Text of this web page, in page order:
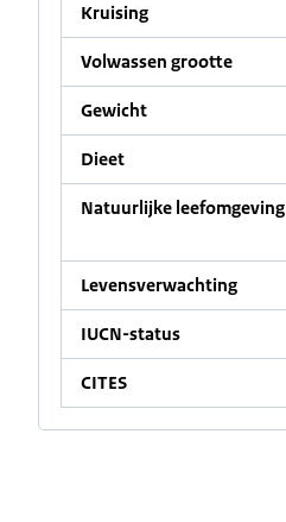
Kruising
Volwassen grootte
Gewicht
Dieet
Natuurlijke leefomgeving
Levensverwachting
IUCN-status
CITES